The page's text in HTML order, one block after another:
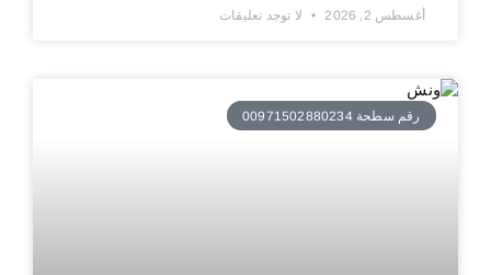
أغسطس 2, 2026 لا توجد تعليقات
رقم سطحة 00971502880234